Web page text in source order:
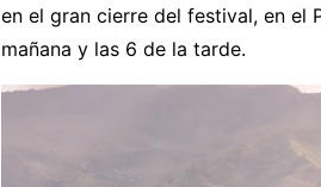
en el gran cierre del festival, en el
mañana y las 6 de la tarde.